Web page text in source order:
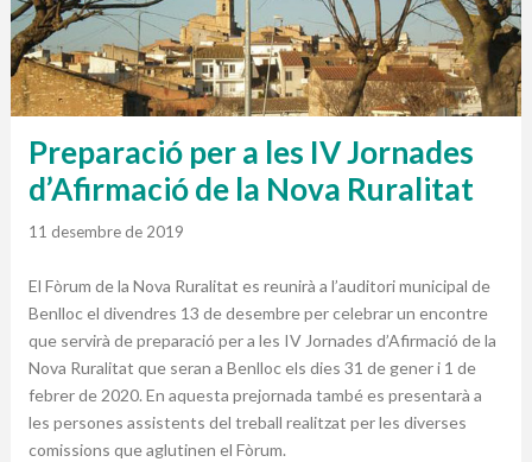
Preparació per a les IV Jornades
d’Afirmació de la Nova Ruralitat
11 desembre de 2019
El Fòrum de la Nova Ruralitat es reunirà a l’auditori municipal de
Benlloc el divendres 13 de desembre per celebrar un encontre
que servirà de preparació per a les IV Jornades d’Afirmació de la
Nova Ruralitat que seran a Benlloc els dies 31 de gener i 1 de
febrer de 2020. En aquesta prejornada també es presentarà a
les persones assistents del treball realitzat per les diverses
comissions que aglutinen el Fòrum.